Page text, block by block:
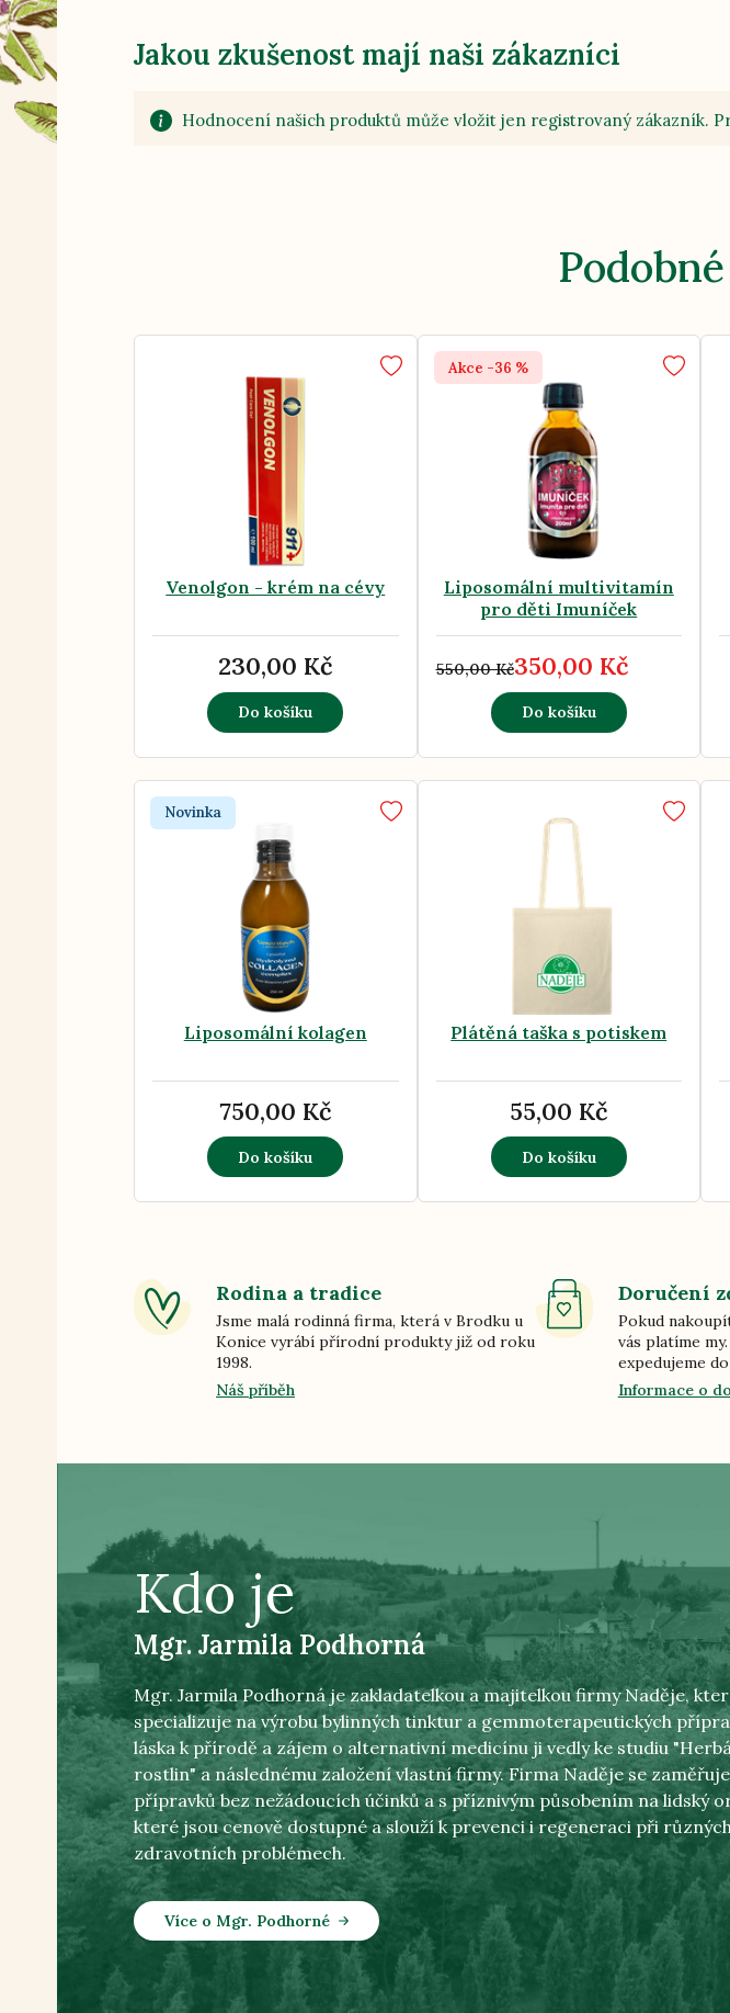
Jakou zkušenost mají naši zákazníci
Hodnocení našich produktů může vložit jen registrovaný zákazník.
Venolgon - krém na cévy
230,00 Kč
Do košíku
Akce -36 %
Liposomální multivitamín
pro děti Imuníček
550,00 Kč350,00 Kč
Do košíku
Novinka
Liposomální kolagen
750,00 Kč
Do košíku
Plátěná taška s potiskem
55,00 Kč
Do košíku
Rodina a tradice
Jsme malá rodinná firma, která v Brodku u
Konice vyrábí přírodní produkty již od roku
1998.
Náš příběh
Doručení
Pokud
vás platíme
expedujeme
Informace o
Kdo je
Mgr. Jarmila Podhorná
Mgr. Jarmila Podhorná je zakladatelkou a majitelkou firmy Naděje,
specializuje na výrobu bylinných tinktur a gemmoterapeutických
láska k přírodě a zájem o alternativní medicínu ji vedly ke studiu
rostlin" a následnému založení vlastní firmy. Firma Naděje se
přípravků bez nežádoucích účinků a s příznivým působením na lidský
které jsou cenově dostupné a slouží k prevenci i regeneraci při různých
zdravotních problémech.
Více o Mgr. Podhorné